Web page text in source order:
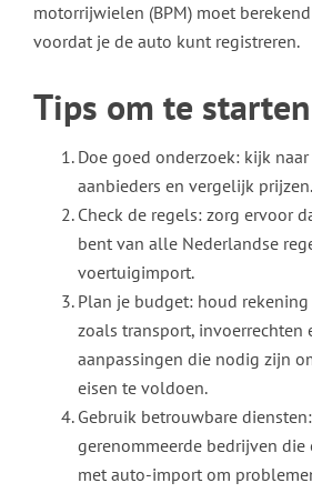
motorrijwielen (BPM) moet
voordat je de auto kunt registreren.
Tips om te starten
Doe goed onderzoek: kijk
aanbieders en vergelijk prijzen.
Check de regels: zorg ervoor
bent van alle Nederlandse
voertuigimport.
Plan je budget: houd
zoals transport, invoerrechten
aanpassingen die nodig zijn
eisen te voldoen.
Gebruik betrouwbare
gerenommeerde bedrijven die
met auto-import om